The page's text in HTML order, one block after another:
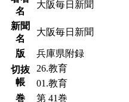
名
大阪毎日新聞
新聞
名
大阪毎日新聞
版
兵庫県附録
切抜
帳
26.教育
01.教育
巻
第 41巻